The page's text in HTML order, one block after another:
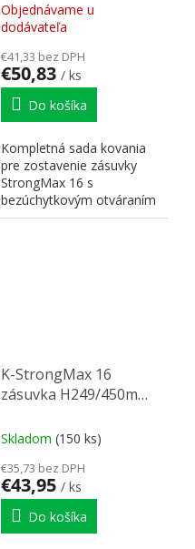
Objednávame u
dodávateľa
€41,33 bez DPH
€50,83 / ks
Do košíka
Kompletná sada kovania
pre zostavenie zásuvky
StrongMax 16 s
bezúchytkovým otváraním
"PUSH". Nutné doplniť
K-StrongMax 16
zásuvka H249/450mm
Skladom (150 ks)
€35,73 bez DPH
€43,95 / ks
Do košíka